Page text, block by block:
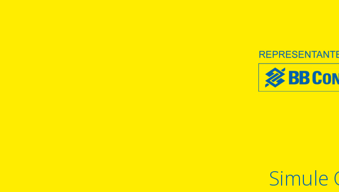
Simule